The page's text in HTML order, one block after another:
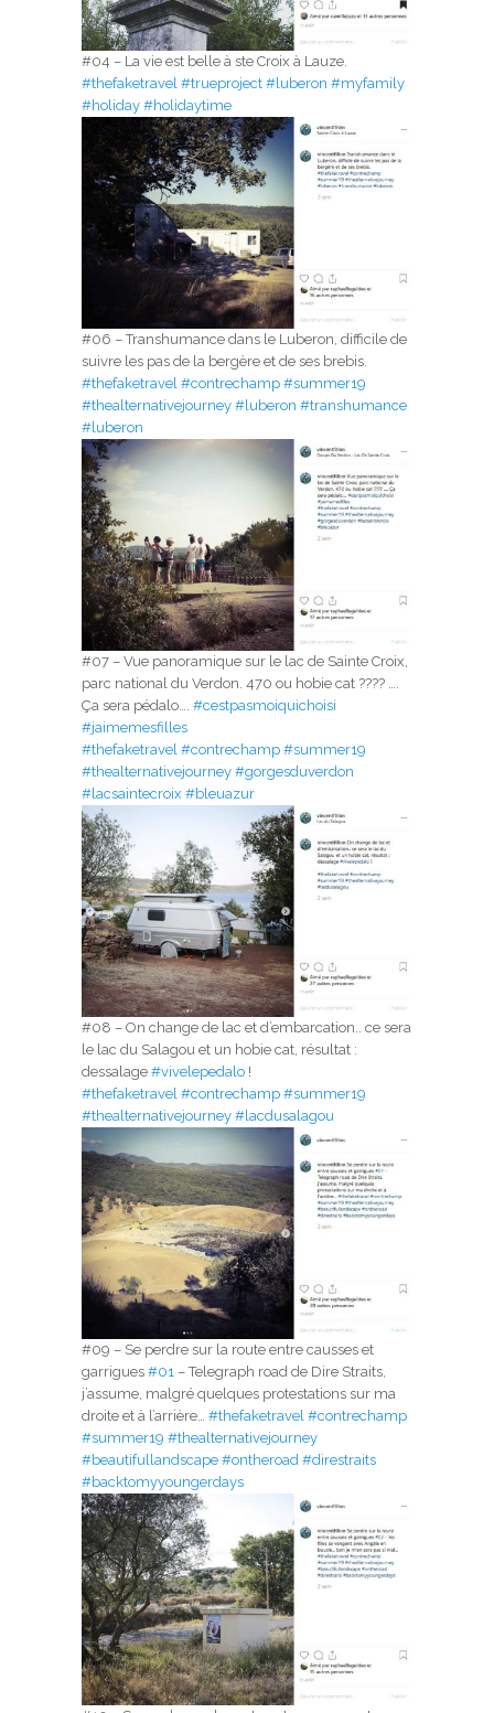
#04 – La vie est belle à ste Croix à Lauze.
#thefaketravel #trueproject #luberon #myfamily
#holiday #holidaytime
#06 – Transhumance dans le Luberon, difficile de
suivre les pas de la bergère et de ses brebis.
#thefaketravel #contrechamp #summer19
#thealternativejourney #luberon #transhumance
#luberon
#07 – Vue panoramique sur le lac de Sainte Croix,
parc national du Verdon. 470 ou hobie cat ???? ….
Ça sera pédalo…. #cestpasmoiquichoisi
#jaimemesfilles
#thefaketravel #contrechamp #summer19
#thealternativejourney #gorgesduverdon
#lacsaintecroix #bleuazur
#08 – On change de lac et d’embarcation.. ce sera
le lac du Salagou et un hobie cat, résultat :
dessalage #vivelepedalo !
#thefaketravel #contrechamp #summer19
#thealternativejourney #lacdusalagou
#09 – Se perdre sur la route entre causses et
garrigues #01 – Telegraph road de Dire Straits,
j’assume, malgré quelques protestations sur ma
droite et à l’arrière… #thefaketravel #contrechamp
#summer19 #thealternativejourney
#beautifullandscape #ontheroad #direstraits
#backtomyyoungerdays